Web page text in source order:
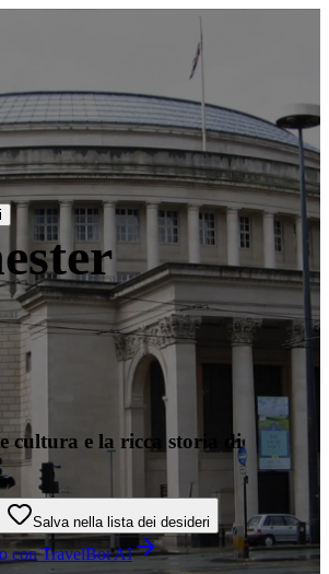
cultura e la ricca storia di
Salva nella lista dei desideri
con TravelBot AI